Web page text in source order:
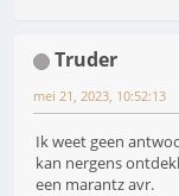
Truder
mei 21, 2023, 10:52:13
Ik weet geen
kan nergens
een marantz avr.